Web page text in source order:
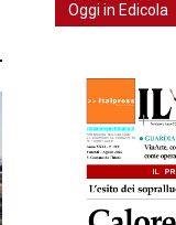
Oggi in Edicola